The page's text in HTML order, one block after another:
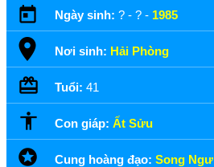
Ngày sinh: ? - ? - 1985
Nơi sinh: Hải Phòng
Tuổi: 41
Con giáp: Ất Sửu
Cung hoàng đạo: Song Ngư